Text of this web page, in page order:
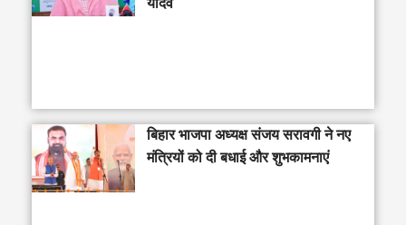
बिहार भाजपा अध्यक्ष संजय सरावगी ने नए
मंत्रियों को दी बधाई और शुभकामनाएं